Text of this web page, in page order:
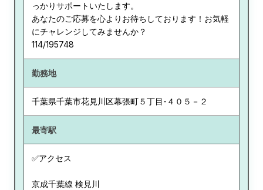
っかりサポートいたします。
あなたのご応募を心よりお待ちしております！お気軽
にチャレンジしてみませんか？
114/195748
勤務地
千葉県千葉市花見川区幕張町５丁目-４０５－２
最寄駅
✅アクセス
京成千葉線 検見川